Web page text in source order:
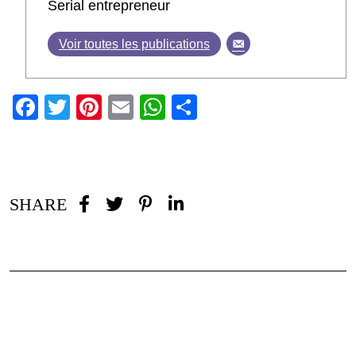
Serial entrepreneur
Voir toutes les publications
Facebook
Twitter
Pinterest
EmailWhatsApp
SHARE